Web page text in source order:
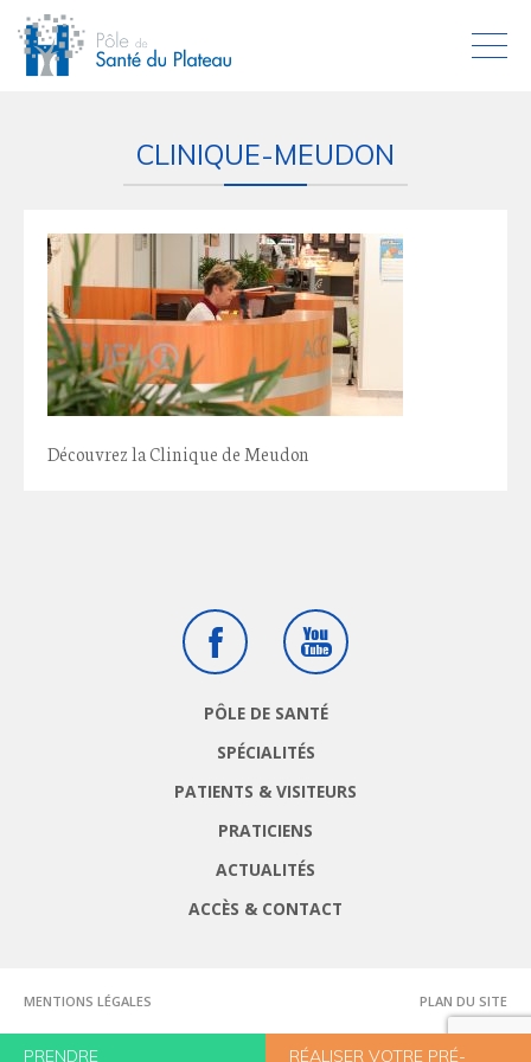
PRENDRE RÉALISER VOTRE PRÉ-
CLINIQUE-MEUDON
Découvrez la Clinique de Meudon
FacebookYoutube
PÔLE DE SANTÉ
SPÉCIALITÉS
PATIENTS & VISITEURS
PRATICIENS
ACTUALITÉS
ACCÈS & CONTACT
MENTIONS LÉGALES PLAN DU SITE